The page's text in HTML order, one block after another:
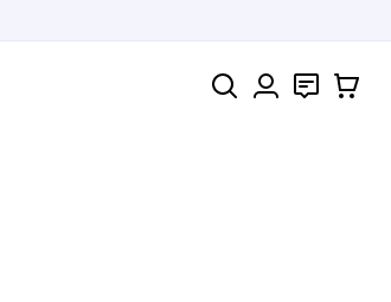
Search 聯絡 購物車